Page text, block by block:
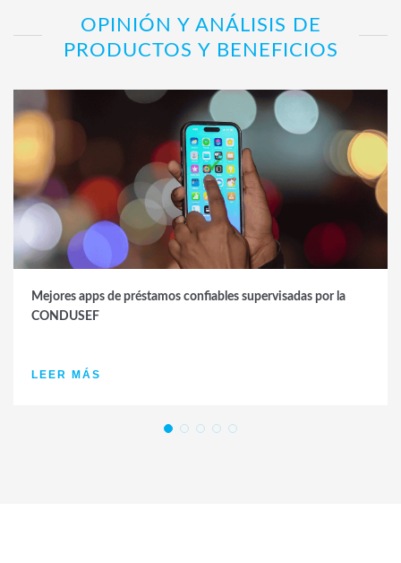
OPINIÓN Y ANÁLISIS DE
PRODUCTOS Y BENEFICIOS
Mejores apps de préstamos confiables supervisadas por la
CONDUSEF
LEER MÁS